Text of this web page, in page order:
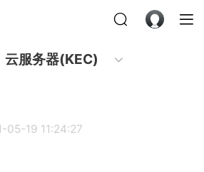
云服务器(KEC)
05-19 11:24:27